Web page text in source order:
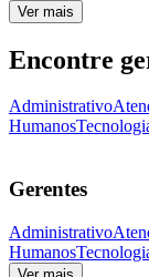
Ver mais
Encontre
Administrativo
Humanos
Gerentes
Administrativo
Humanos